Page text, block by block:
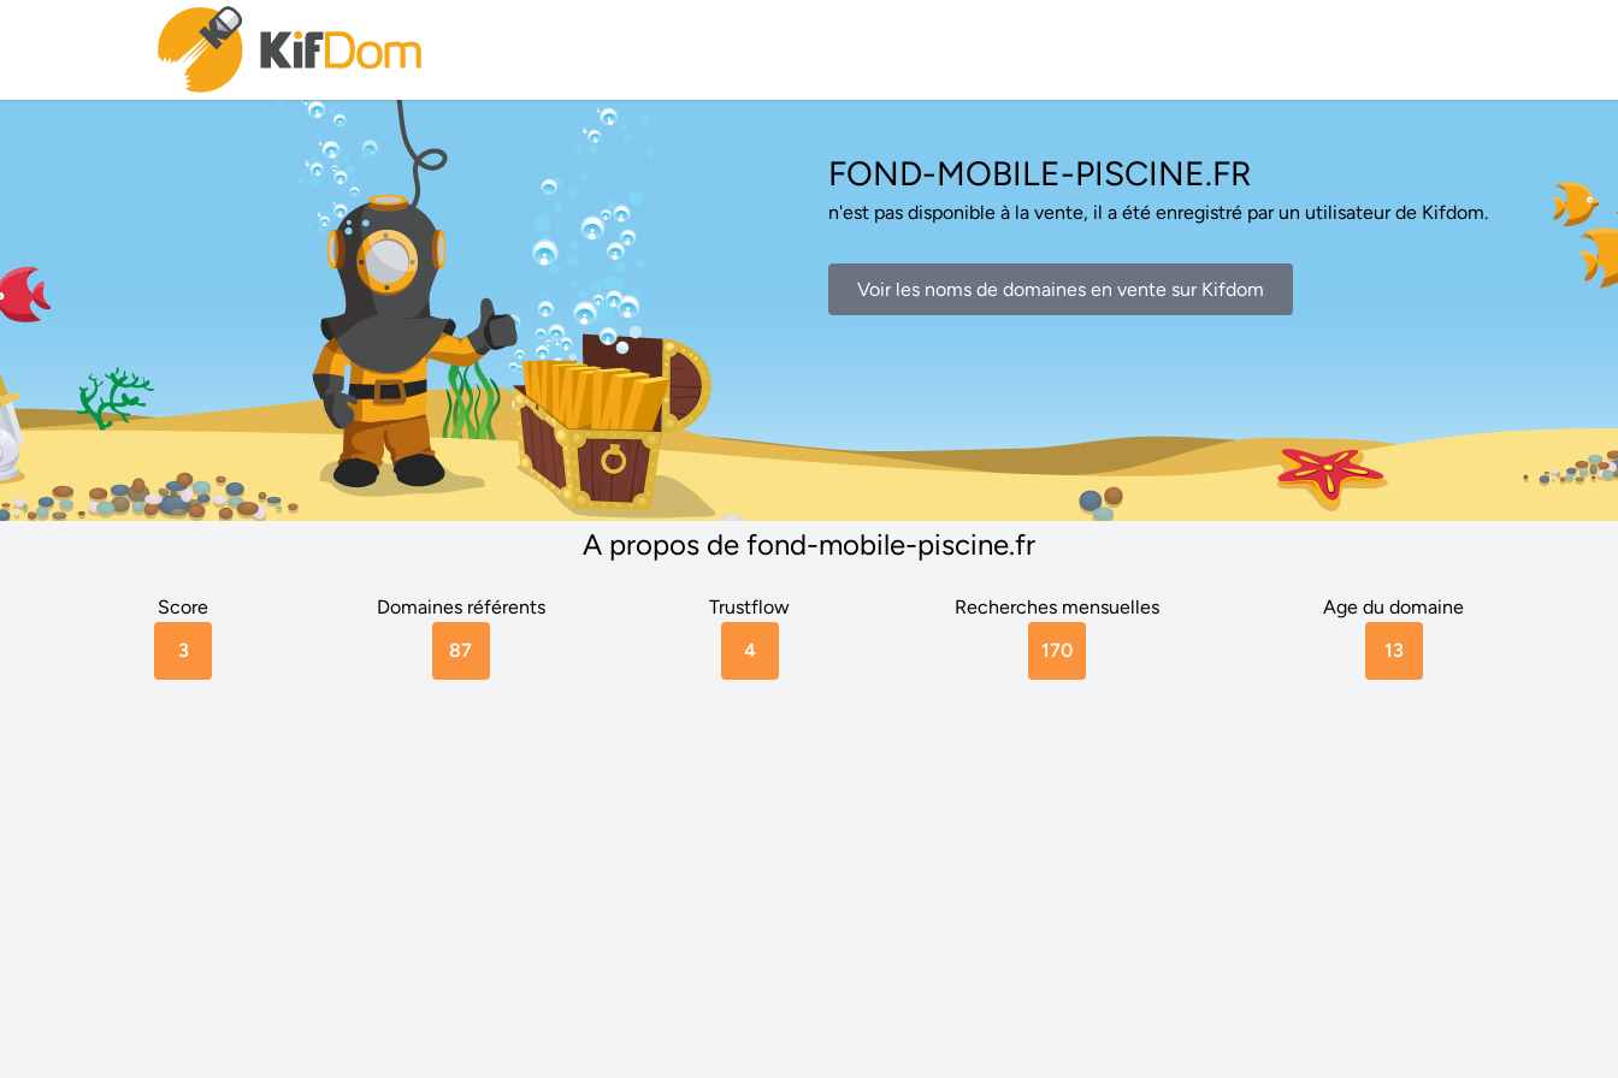
FOND-MOBILE-PISCINE.FR
n'est pas disponible à la vente, il a été enregistré par un utilisateur de Kifdom.
Voir les noms de domaines en vente sur Kifdom
A propos de fond-mobile-piscine.fr
Score
3
Domaines référents
87
Trustflow
4
Recherches mensuelles
170
Age du domaine
13